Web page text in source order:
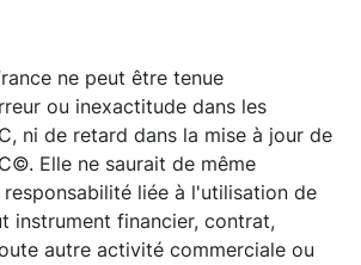
ne peut être tenue
ou inexactitude dans les
ni de retard dans la mise à jour de
Elle ne saurait de même
liée à l'utilisation de
instrument financier, contrat,
autre activité commerciale ou